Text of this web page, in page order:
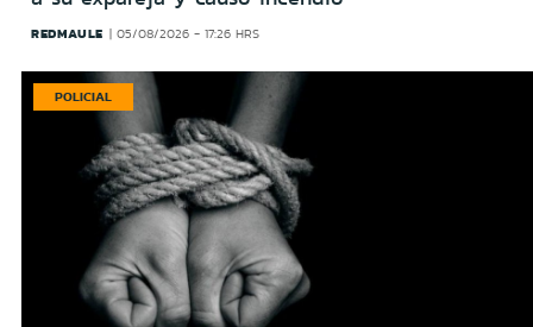
REDMAULE 05/08/2026 - 17:26 HRS
POLICIAL